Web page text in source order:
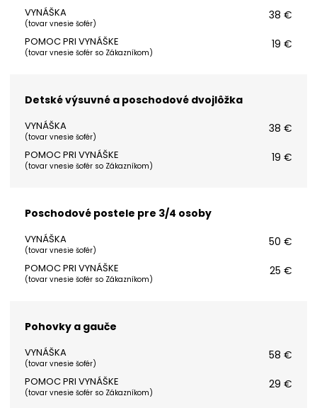
VYNÁŠKA
(tovar vnesie šofér)
38 €
POMOC PRI VYNÁŠKE
(tovar vnesie šofér so Zákazníkom)
19 €
Detské výsuvné a poschodové dvojlôžka
VYNÁŠKA
(tovar vnesie šofér)
38 €
POMOC PRI VYNÁŠKE
(tovar vnesie šofér so Zákazníkom)
19 €
Poschodové postele pre 3/4 osoby
VYNÁŠKA
(tovar vnesie šofér)
50 €
POMOC PRI VYNÁŠKE
(tovar vnesie šofér so Zákazníkom)
25 €
Pohovky a gauče
VYNÁŠKA
(tovar vnesie šofér)
58 €
POMOC PRI VYNÁŠKE
(tovar vnesie šofér so Zákazníkom)
29 €